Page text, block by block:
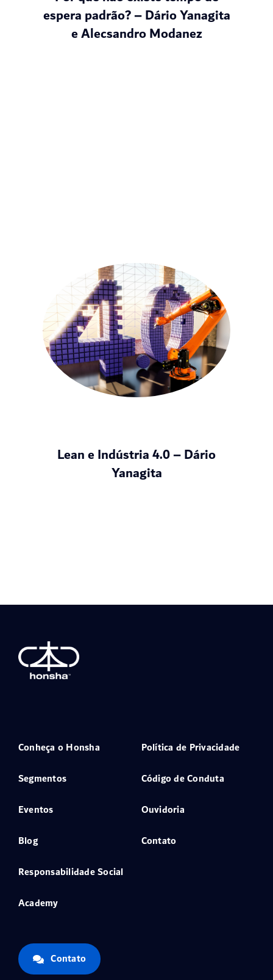
espera padrão? – Dário Yanagita
e Alecsandro Modanez
Lean e Indústria 4.0 – Dário
Yanagita
Conheça o Honsha
Segmentos
Eventos
Blog
Responsabilidade Social
Academy
Política de Privacidade
Código de Conduta
Ouvidoria
Contato
Contato